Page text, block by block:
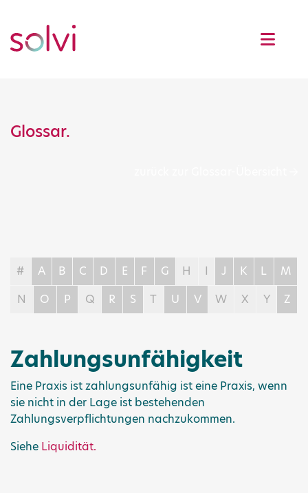
Glossar.
# A B C D E F G H I J K L
M
N
O P Q R S T U V W X Y Z
Zahlungsunfähigkeit
Eine Praxis ist zahlungsunfähig ist eine Praxis, wenn
sie nicht in der Lage ist bestehenden
Zahlungsverpflichtungen nachzukommen.
Siehe Liquidität.